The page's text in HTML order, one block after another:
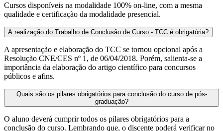
Cursos disponíveis na modalidade 100% on-line, com a mesma
qualidade e certificação da modalidade presencial.
A realização do Trabalho de Conclusão de Curso - TCC é obrigatória?
A apresentação e elaboração do TCC se tornou opcional após a
Resolução CNE/CES nº 1, de 06/04/2018. Porém, salienta-se a
importância da elaboração do artigo científico para concursos
públicos e afins.
Quais são os pilares obrigatórios para conclusão do curso de pós-
graduação?
O aluno deverá cumprir todos os pilares obrigatórios para a
conclusão do curso. Lembrando que, o discente poderá verificar no